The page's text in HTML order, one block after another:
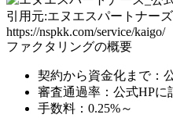
引用元:エヌエスパートナーズ
https://nspkk.com/service/kaigo/
ファクタリングの概要
契約から資金化まで：
審査通過率：公式HPに
手数料： 0.25%～